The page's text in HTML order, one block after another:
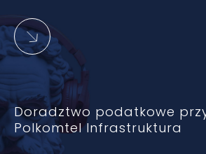
Doradztwo podatkowe
Polkomtel Infrastruktura